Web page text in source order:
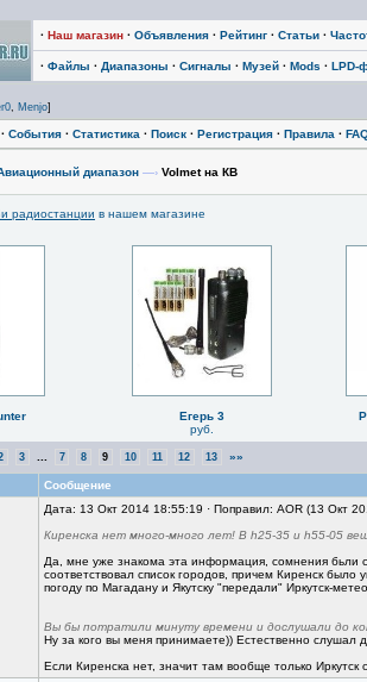
· Наш магазин · Объявления · Рейтинг · Статьи ·
· Файлы · Диапазоны · Сигналы · Музей · Mods · LPD-
, Menjo]
· События · Статистика · Поиск · Регистрация · Правила ·
диапазон —› Volmet на КВ
радиостанции в нашем магазине
Егерь 3
руб.
3 7 8 9 10 11 12 13 »»
Сообщение
Дата: 13 Окт 2014 18:55:19 · Поправил: AOR (13 Окт
Киренска нет много-много лет! В h25-35 и h55-05
Да, мне уже знакома эта информация, сомнения бьли
соответствовал список городов, причем Киренск
погоду по Магадану и Якутску "передали" Иркутск-
Вы бы потратили минуту времени и дослушали до
Ну за кого вы меня принимаете)) Естественно
Если Киренска нет, значит там вообще только